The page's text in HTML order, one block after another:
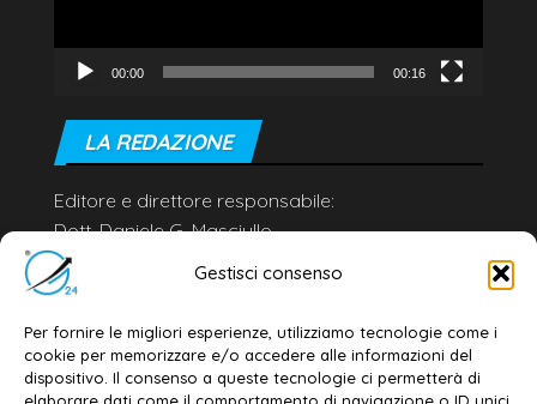
Gestisci consenso
Per fornire le migliori esperienze, utilizziamo tecnologie come i
cookie per memorizzare e/o accedere alle informazioni del
dispositivo. Il consenso a queste tecnologie ci permetterà di
00:00 00:16
LA REDAZIONE
Editore e direttore responsabile:
Dott. Daniele G. Masciullo
Email:
redazione@galatina24.it
Privacy policy–Cookie policy